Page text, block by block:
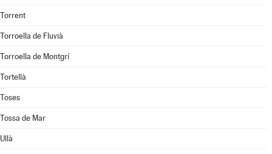
Torrent
Torroella de Fluvià
Torroella de Montgrí
Tortellà
Toses
Tossa de Mar
Ullà